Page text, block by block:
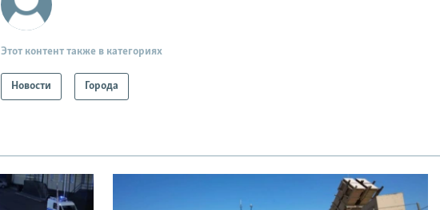
Этот контент также в категориях
Новости Города